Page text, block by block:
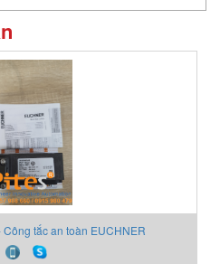
tắc an toàn EUCHNER
083965